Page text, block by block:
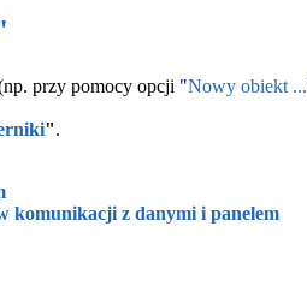
przy pomocy opcji "Nowy obiekt ...
".
komunikacji z danymi i panelem